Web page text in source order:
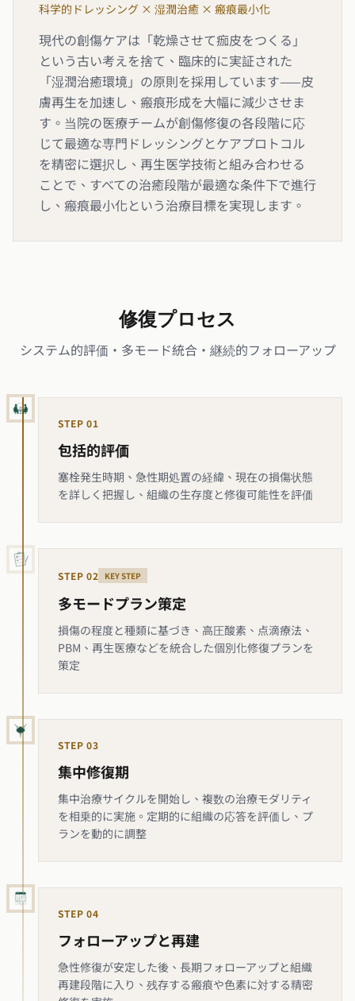
科学的ドレッシング × 湿潤治癒 × 瘢痕最小化
現代の創傷ケアは「乾燥させて痂皮をつくる」
という古い考えを捨て、臨床的に実証された
「湿潤治癒環境」の原則を採用しています——皮
膚再生を加速し、瘢痕形成を大幅に減少させま
す。当院の医療チームが創傷修復の各段階に応
じて最適な専門ドレッシングとケアプロトコル
を精密に選択し、再生医学技術と組み合わせる
ことで、すべての治癒段階が最適な条件下で進行
し、瘢痕最小化という治療目標を実現します。
修復プロセス
システム的評価・多モード統合・継続的フォローアップ
STEP 01
包括的評価
塞栓発生時期、急性期処置の経緯、現在の損傷状態
を詳しく把握し、組織の生存度と修復可能性を評価
STEP 02 KEY STEP
多モードプラン策定
損傷の程度と種類に基づき、高圧酸素、点滴療法、
PBM、再生医療などを統合した個別化修復プランを
策定
STEP 03
集中修復期
集中治療サイクルを開始し、複数の治療モダリティ
を相乗的に実施。定期的に組織の応答を評価し、プ
ランを動的に調整
STEP 04
フォローアップと再建
急性修復が安定した後、長期フォローアップと組織
再建段階に入り、残存する瘢痕や色素に対する精密